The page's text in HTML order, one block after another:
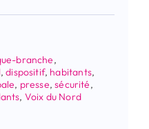
branche,
,dispositif, habitants,
, presse,sécurité,
, Voix du Nord